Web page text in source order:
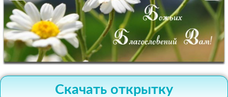
Скачать открытку